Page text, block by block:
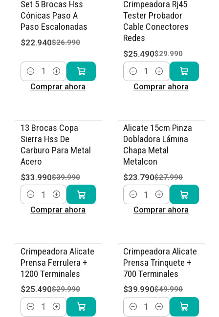
-15% OFF
Set 5 Brocas Hss
Cónicas Paso A
Paso Escalonadas
$22.940$26.990
Cantidad
Comprar ahora
-15% OFF
Crimpeadora Rj45
Tester Probador
Cable Conectores
Redes
$25.490$29.990
Cantidad
Comprar ahora
-15% OFF
13 Brocas Copa
Sierra Hss De
Carburo Para Metal
Acero
$33.990$39.990
Cantidad
Comprar ahora
-15% OFF
Alicate 15cm Pinza
Dobladora Lámina
Chapa Metal
Metalcon
$23.790$27.990
Cantidad
Comprar ahora
-15% OFF
Crimpeadora Alicate
Prensa Ferrulera +
1200 Terminales
$25.490$29.990
Cantidad
-20% OFF
Crimpeadora Alicate
Prensa Trinquete +
700 Terminales
$39.990$49.990
Cantidad